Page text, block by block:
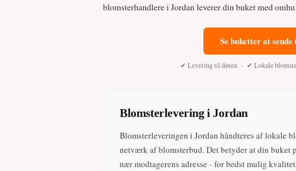
blomsterhandlere i Jordan leverer din buket med omhu.
Se buketter at
✔ Levering til døren · ✔ Lokale
Blomsterlevering i Jordan
Blomsterleveringen i Jordan håndteres af lokale
netværk af blomsterbud. Det betyder at din buket
nær modtagerens adresse - for bedst mulig